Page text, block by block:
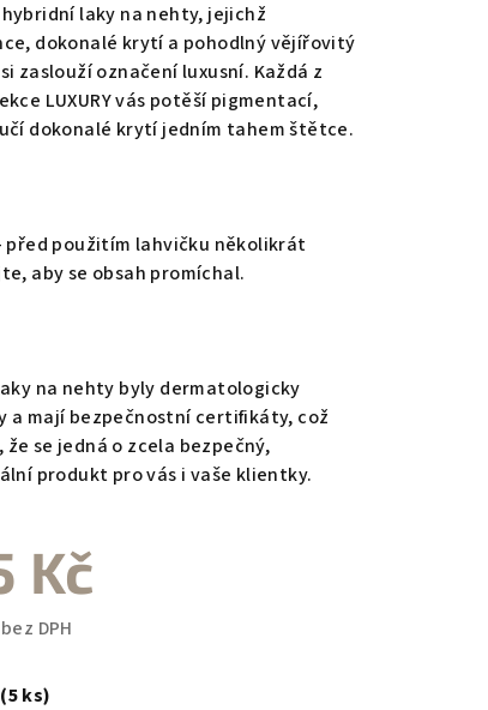
laky na nehty, jejichž
dokonalé krytí a pohodlný vějířovitý
zaslouží označení luxusní. Každá z
LUXURY vás potěší pigmentací,
dokonalé krytí jedním tahem štětce.
před použitím lahvičku několikrát
aby se obsah promíchal.
na nehty byly dermatologicky
a mají bezpečnostní certifikáty, což
že se jedná o zcela bezpečný,
produkt pro vás i vaše klientky.
Kč
DPH
(5 ks)